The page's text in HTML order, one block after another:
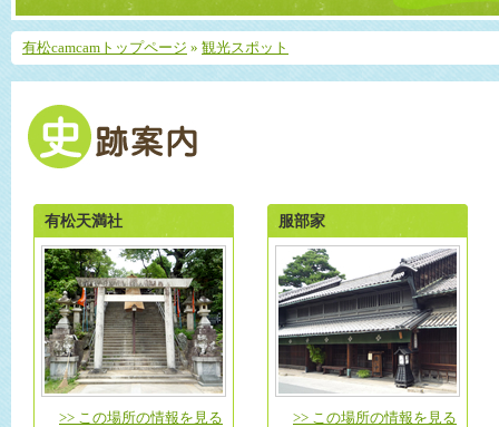
有松camcamトップページ » 観光スポット
有松天満社
>> この場所の情報を見る
服部家
>> この場所の情報を見る